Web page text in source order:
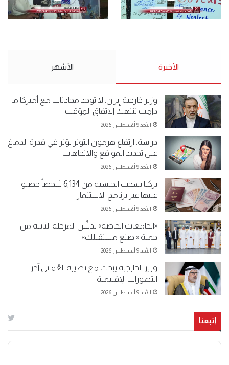
الأحد 5 مايو 2019
5-2019.
نبيع مخدرات يعني ولا خمر؟!.
الأخيرة الأشهر
وزير خارجية إيران: لا توجد محادثات مع أميركا ما
دامت تنتهك الاتفاق المؤقت
الأحد 9 أغسطس 2026
دراسة: ارتفاع هرمون التوتر يؤثر في قدرة الدماغ
على تحديد المواقع والاتجاهات
الأحد 9 أغسطس 2026
تركيا تسحب الجنسية من 6,134 شخصاً حصلوا
عليها عبر برنامج الاستثمار
الأحد 9 أغسطس 2026
«الجامعات الخاصة» تدشّن المرحلة الثانية من
حملة «اصنع مستقبلك»
الأحد 9 أغسطس 2026
وزير الخارجية يبحث مع نظيره العُماني آخر
التطورات الإقليمية
الأحد 9 أغسطس 2026
إتبعنا